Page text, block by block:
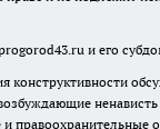
и его
правоохранительные